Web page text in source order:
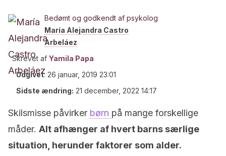
Bedømt og godkendt af psykolog
María Alejandra Castro
Arbeláez
Skrevet af Yamila Papa
Udgivet: 26 januar, 2019 23:01
Sidste ændring: 21 december, 2022 14:17
Skilsmisse påvirker børn på mange forskellige
måder. Alt afhænger af hvert barns særlige
situation, herunder faktorer som alder.